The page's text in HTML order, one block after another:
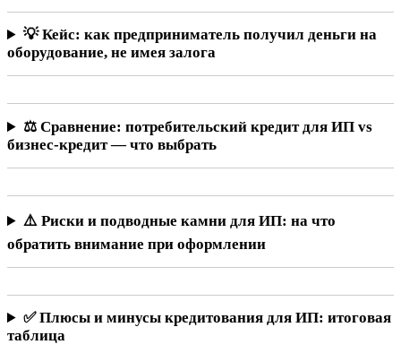
💡 Кейс: как предприниматель получил деньги на
оборудование, не имея залога
⚖️ Сравнение: потребительский кредит для ИП vs
бизнес-кредит — что выбрать
⚠️ Риски и подводные камни для ИП: на что
обратить внимание при оформлении
✅ Плюсы и минусы кредитования для ИП: итоговая
таблица